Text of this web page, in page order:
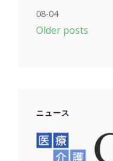
08-04
Older posts
ニュース